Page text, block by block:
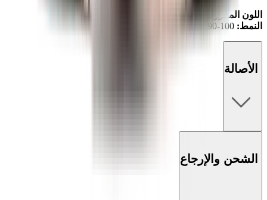
اللون المعروض:
النمط:
الأصالة
الشحن والإرجاع